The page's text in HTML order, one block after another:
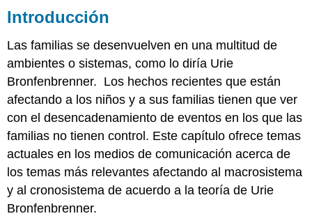
Invierta
cuidado
infantil
Por
Katherine
(Kat)
Kaufmann,
Shannon
Rudisill,
&
Elise
Tosun,
Introducción
Las familias se desenvuelven en una multitud de
ambientes o sistemas, como lo diría Urie
Bronfenbrenner. Los hechos recientes que están
afectando a los niños y a sus familias tienen que ver
con el desencadenamiento de eventos en los que las
familias no tienen control. Este capítulo ofrece temas
actuales en los medios de comunicación acerca de
los temas más relevantes afectando al macrosistema
y al cronosistema de acuerdo a la teoría de Urie
Bronfenbrenner.